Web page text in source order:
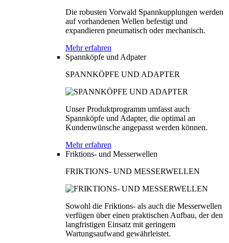
Die robusten Vorwald Spannkupplungen werden
auf vorhandenen Wellen befestigt und
expandieren pneumatisch oder mechanisch.
Mehr erfahren
Spannköpfe und Adpater
SPANNKÖPFE UND ADAPTER
Unser Produktprogramm umfasst auch
Spannköpfe und Adapter, die optimal an
Kundenwünsche angepasst werden können.
Mehr erfahren
Friktions- und Messerwellen
FRIKTIONS- UND MESSERWELLEN
Sowohl die Friktions- als auch die Messerwellen
verfügen über einen praktischen Aufbau, der den
langfristigen Einsatz mit geringem
Wartungsaufwand gewährleistet.